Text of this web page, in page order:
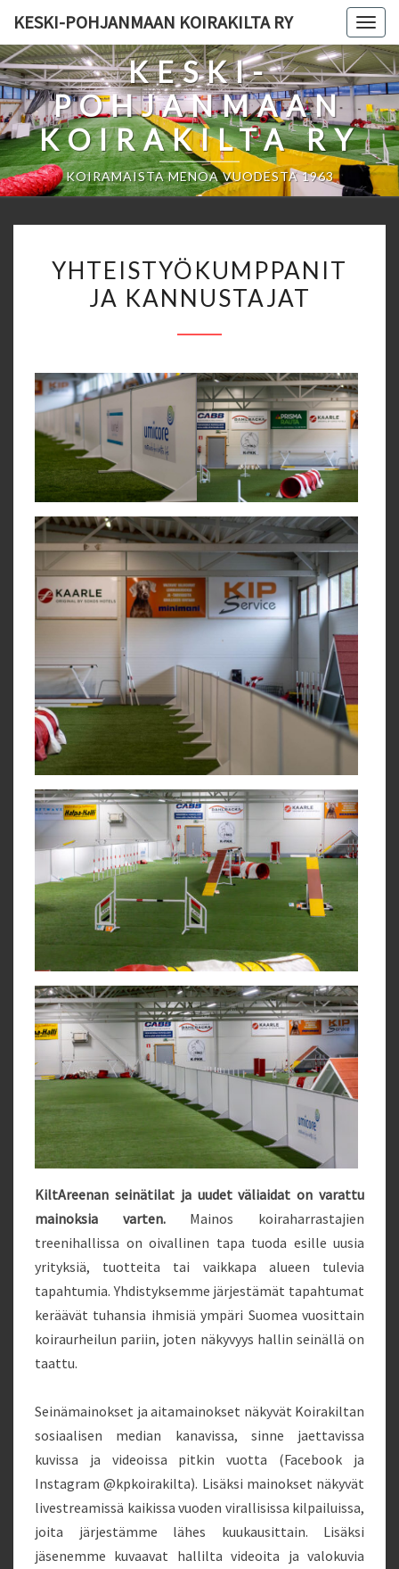
content
KESKI-POHJANMAAN KOIRAKILTA RY
KESKI-
POHJANMAAN
KOIRAKILTA RY
KOIRAMAISTA MENOA VUODESTA 1963
JA
KANNUSTAJAT
YHTEISTYÖKUMPPANIT
JA KANNUSTAJAT
KiltAreenan seinätilat ja uudet väliaidat on varattu
mainoksia varten.Mainos koiraharrastajien
treenihallissa on oivallinen tapa tuoda esille uusia
yrityksiä, tuotteita tai vaikkapa alueen tulevia
tapahtumia. Yhdistyksemme järjestämät tapahtumat
keräävät tuhansia ihmisiä ympäri Suomea vuosittain
koiraurheilun pariin, joten näkyvyys hallin seinällä on
taattu.
Seinämainokset ja aitamainokset näkyvät Koirakiltan
sosiaalisen median kanavissa, sinne jaettavissa
kuvissa ja videoissa pitkin vuotta (Facebook ja
Instagram @kpkoirakilta). Lisäksi mainokset näkyvät
livestreamissä kaikissa vuoden virallisissa kilpailuissa,
joita järjestämme lähes kuukausittain. Lisäksi
jäsenemme kuvaavat hallilta videoita ja valokuvia